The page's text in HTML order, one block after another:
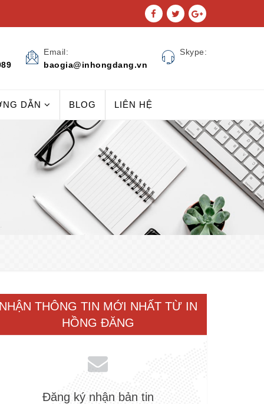
Email:
baogia@inhongdang.vn
Skype:
DẪN BLOG LIÊN HỆ
THÔNG TIN MỚI NHẤT TỪ IN
HỒNG ĐĂNG
Đăng ký nhận bản tin